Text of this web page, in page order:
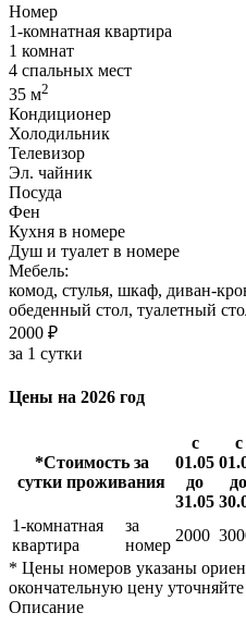
Номер
1-комнатная квартира
1 комнат
4 спальных мест
35 м2
Кондиционер
Холодильник
Телевизор
Эл. чайник
Посуда
Фен
Кухня в номере
Душ и туалет в номере
Мебель:
комод, стулья, шкаф, диван-
обеденный стол, туалетный
2000 ₽
за 1 сутки
Цены на 2026 год
*Стоимость за
сутки проживания
с
01.05
до
31.05
с
до
1-комнатная
квартира
за
номер
2000
* Цены номеров указаны
окончательную цену
Описание